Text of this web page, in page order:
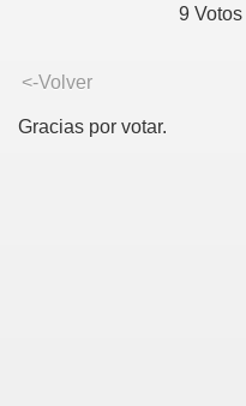
9
<-Volver
Gracias por votar.